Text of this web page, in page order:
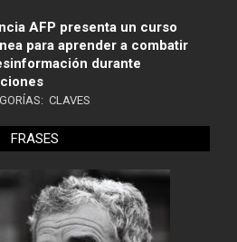
AFP presenta un curso
para aprender a combatir
durante
CLAVES
FRASES